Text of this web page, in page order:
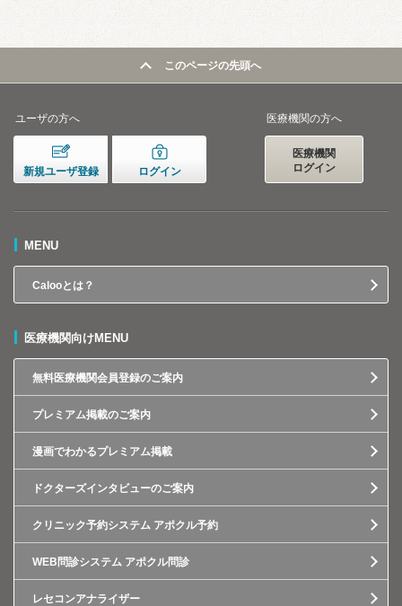
このページの先頭へ
ユーザの方へ
新規ユーザ登録 ログイン
医療機関の方へ
医療機関
ログイン
MENU
Calooとは？
医療機関向けMENU
無料医療機関会員登録のご案内
プレミアム掲載のご案内
漫画でわかるプレミアム掲載
ドクターズインタビューのご案内
クリニック予約システム アポクル予約
WEB問診システム アポクル問診
レセコンアナライザー